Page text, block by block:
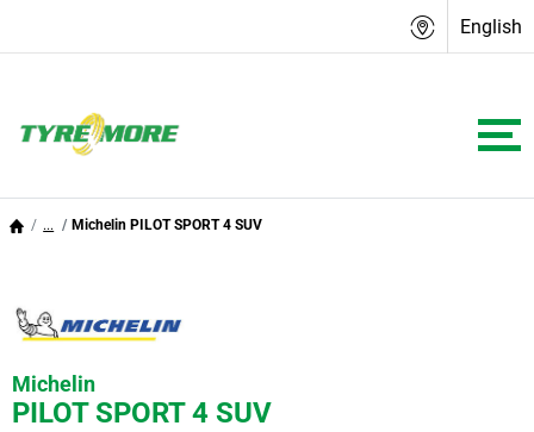
English
... Michelin PILOT SPORT 4 SUV
Michelin
PILOT SPORT 4 SUV